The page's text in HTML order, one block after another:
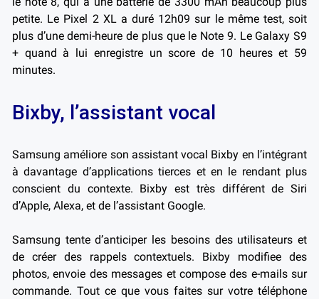
petite. Le Pixel 2 XL a duré 12h09 sur le même test, soit
plus d’une demi-heure de plus que le Note 9. Le Galaxy S9
+ quand à lui enregistre un score de 10 heures et 59
minutes.
Bixby, l’assistant vocal
Samsung améliore son assistant vocal Bixby en l’intégrant
à davantage d’applications tierces et en le rendant plus
conscient du contexte. Bixby est très différent de Siri
d’Apple, Alexa, et de l’assistant Google.
Samsung tente d’anticiper les besoins des utilisateurs et
de créer des rappels contextuels. Bixby modifiee des
photos, envoie des messages et compose des e-mails sur
commande. Tout ce que vous faites sur votre téléphone